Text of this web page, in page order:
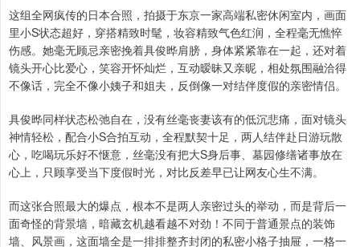
这组全网疯传的日本合照，拍摄于东京一家高端私密休闲室内，画面
里小S状态超好，穿搭精致时髦，妆容精致气色红润，全程毫无憔悴
伤感。她毫无顾忌亲密挽着具俊晔肩膀，身体紧紧靠在一起，还对着
镜头开心比爱心，笑容开怀灿烂，互动暧昧又亲昵，相处氛围融洽得
不像话，完全不像小姨子和姐夫，反倒像一对结伴度假的亲密情侣。
具俊晔同样状态松弛自在，没有丝毫丧妻该有的低沉悲痛，面对镜头
神情轻松，配合小S合拍互动，全程默契十足，两人结伴赴日游玩散
心，吃喝玩乐好不惬意，丝毫没有把大S身后事、墓园修缮诸事放在
心上，只顾享受当下度假时光，对比反差早已让网友心生不满。
而这张合照最大的爆点，根本不是两人亲密过头的举动，而是背后一
面奇怪的背景墙，暗藏玄机越看越不对劲！不同于普通景点的装饰
墙、风景画，这面墙全是一排排整齐封闭的私密小格子抽屉，一格一